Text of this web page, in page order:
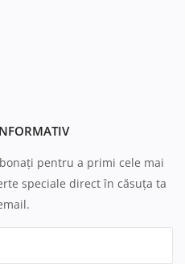
pentru a primi cele mai
speciale direct în căsuța ta